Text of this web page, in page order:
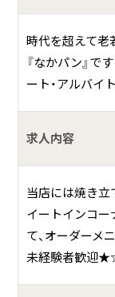
具体的には？
◆館山駅前本店
〒249-0045 千
◆館山バイパス店
◆君津店：なかぱ
〒299-1173 千
時代を超えて
『なかパン』で
ート・アルバイ
求人内容
当店には焼き立
イートインコー
て、オーダーメ
未経験者歓迎